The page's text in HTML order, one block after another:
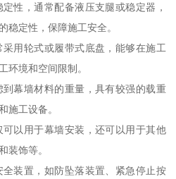
性，通常配备液压支腿或稳定器，
稳定性，保障施工安全。
用轮式或履带式底盘，能够在施工
环境和空间限制。
幕墙材料的重量，具有较强的载重
施工设备。
以用于幕墙安装，还可以用于其他
装饰等。
装置，如防坠落装置、紧急停止按